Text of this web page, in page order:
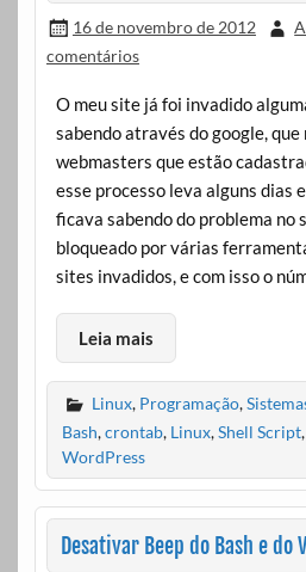
16 de novembro de 2012
comentários
O meu site já foi invadido
sabendo através do google,
webmasters que estão
esse processo leva alguns dias
ficava sabendo do problema no
bloqueado por várias
sites invadidos, e com isso o
Leia mais
Linux, Programação,
Bash crontab, Linux, Shell Script,
WordPress
Desativar Beep do Bash e do